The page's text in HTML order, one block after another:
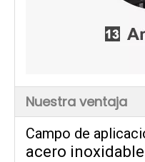
Nuestra ventaja
Campo de
acero